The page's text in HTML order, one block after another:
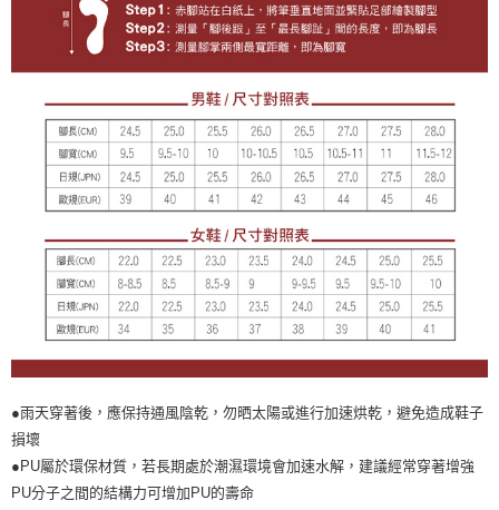
●雨天穿著後，應保持通風陰乾，勿晒太陽或進行加速烘乾，避免造成鞋子
損壞
●PU屬於環保材質，若長期處於潮濕環境會加速水解，建議經常穿著增強
PU分子之間的結構力可增加PU的壽命